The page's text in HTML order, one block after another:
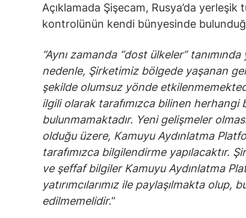
Açıklamada Şişecam, Rusya’da
kontrolünün kendi bünyesinde
“Aynı zamanda “dost ülkeler”
nedenle, Şirketimiz bölgede yaşanan
şekilde olumsuz yönde
ilgili olarak tarafımızca bilinen herhangi
bulunmamaktadır. Yeni gelişmeler
olduğu üzere, Kamuyu Aydınlatma
tarafımızca bilgilendirme yapılacaktır.
ve şeffaf bilgiler Kamuyu Aydınlatma
yatırımcılarımız ile paylaşılmakta olup,
edilmemelidir.“